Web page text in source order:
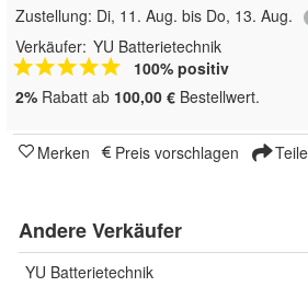
Zustellung: Di, 11. Aug. bis Do, 13. Aug.
Verkäufer: YU Batterietechnik
100% positiv
2% Rabatt ab 100,00 € Bestellwert.
Merken Preis vorschlagen
Andere Verkäufer
YU Batterietechnik